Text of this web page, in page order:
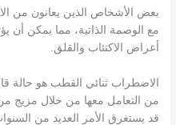
بعض الأشخاص الذين يعانون من
مع الوصمة الذاتية، مما يمكن أن
أعراض الاكتئاب والقلق.
الاضطراب ثنائي القطب هو حالة
من التعامل معها من خلال مزيج من
قد يستغرق الأمر العديد من